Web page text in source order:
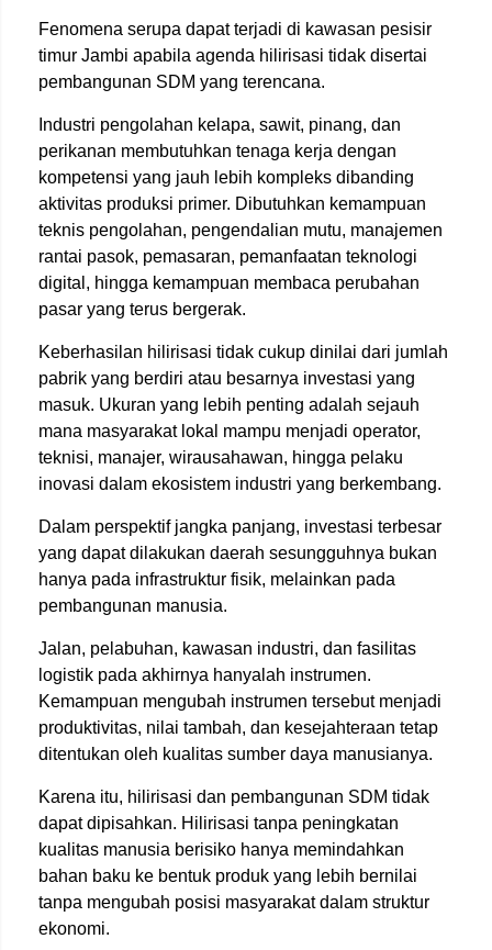
Fenomena serupa dapat terjadi di kawasan pesisir
timur Jambi apabila agenda hilirisasi tidak disertai
pembangunan SDM yang terencana.
Industri pengolahan kelapa, sawit, pinang, dan
perikanan membutuhkan tenaga kerja dengan
kompetensi yang jauh lebih kompleks dibanding
aktivitas produksi primer. Dibutuhkan kemampuan
teknis pengolahan, pengendalian mutu, manajemen
rantai pasok, pemasaran, pemanfaatan teknologi
digital, hingga kemampuan membaca perubahan
pasar yang terus bergerak.
Keberhasilan hilirisasi tidak cukup dinilai dari jumlah
pabrik yang berdiri atau besarnya investasi yang
masuk. Ukuran yang lebih penting adalah sejauh
mana masyarakat lokal mampu menjadi operator,
teknisi, manajer, wirausahawan, hingga pelaku
inovasi dalam ekosistem industri yang berkembang.
Dalam perspektif jangka panjang, investasi terbesar
yang dapat dilakukan daerah sesungguhnya bukan
hanya pada infrastruktur fisik, melainkan pada
pembangunan manusia.
Jalan, pelabuhan, kawasan industri, dan fasilitas
logistik pada akhirnya hanyalah instrumen.
Kemampuan mengubah instrumen tersebut menjadi
produktivitas, nilai tambah, dan kesejahteraan tetap
ditentukan oleh kualitas sumber daya manusianya.
Karena itu, hilirisasi dan pembangunan SDM tidak
dapat dipisahkan. Hilirisasi tanpa peningkatan
kualitas manusia berisiko hanya memindahkan
bahan baku ke bentuk produk yang lebih bernilai
tanpa mengubah posisi masyarakat dalam struktur
ekonomi.